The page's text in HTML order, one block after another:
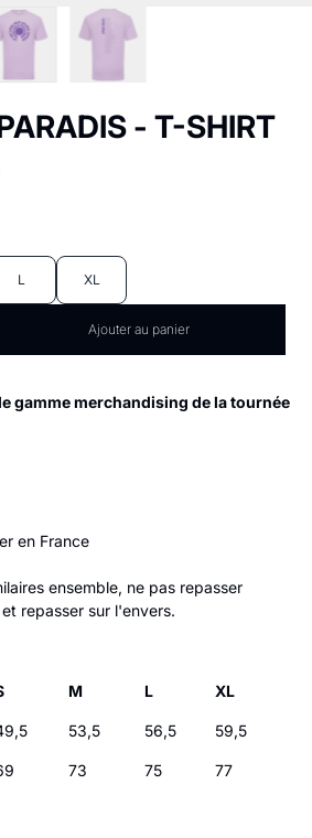
- T-SHIRT
L XL
Ajouter au panier
gamme merchandising de la tournée
en France
ensemble, ne pas repasser
repasser sur l'envers.
M L XL
53,5 56,5 59,5
73 75 77